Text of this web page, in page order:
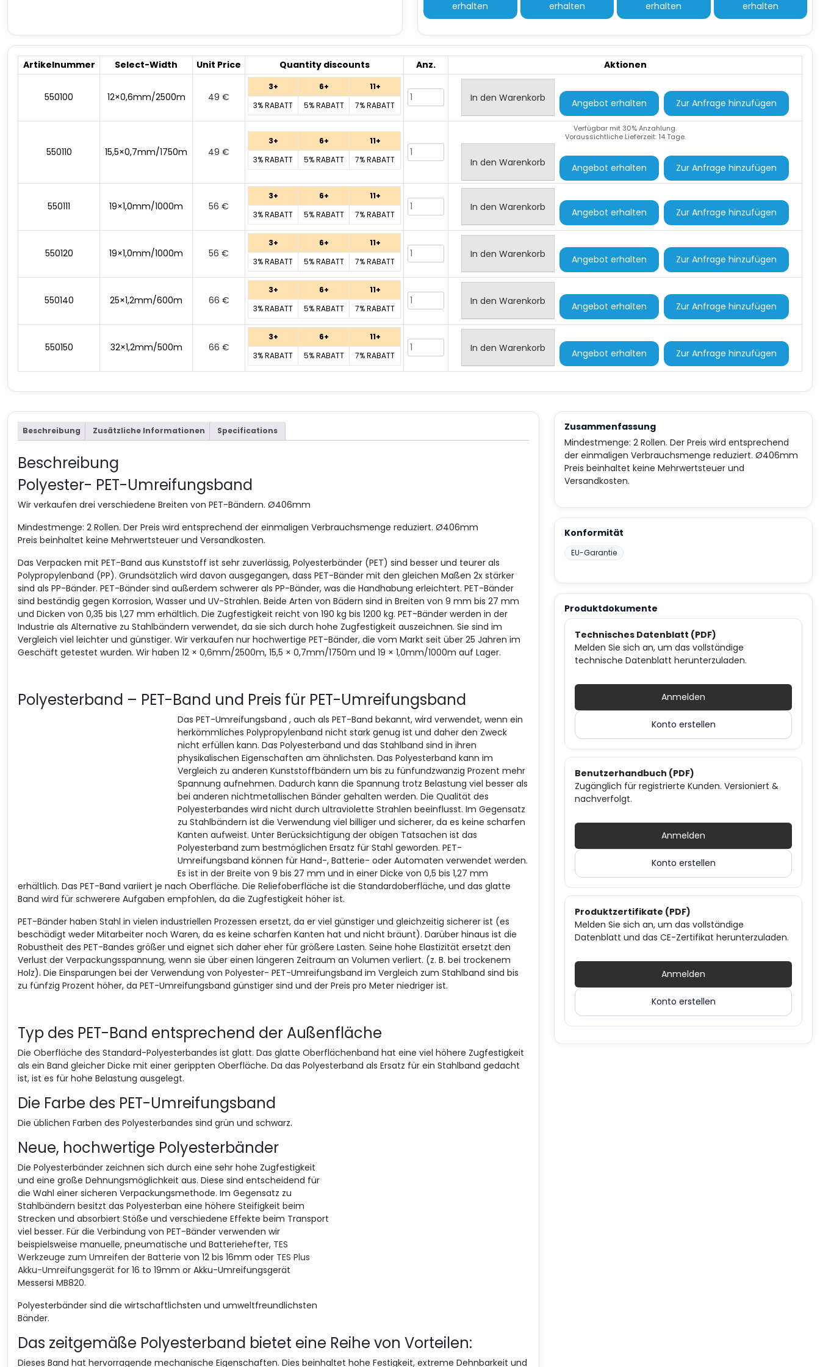
erhalten
erhalten
erhalten
erhalten
Artikelnummer Select-Width Unit Price Quantity discounts Anz. Aktionen
550100 12×0,6mm/2500m 49 €
3+ 6+
11+
3% RABATT
5% RABATT 7% RABATT
In den Warenkorb Angebot erhalten Zur Anfrage hinzufügen
550110 15,5×0,7mm/1750m 49 €
3+ 6+
11+
3% RABATT
5% RABATT 7% RABATT
Verfügbar mit 30% Anzahlung.
Voraussichtliche Lieferzeit: 14 Tage.
In den Warenkorb Angebot erhalten Zur Anfrage hinzufügen
550111 19×1,0mm/1000m 56 €
3+ 6+
11+
3% RABATT
5% RABATT 7% RABATT
In den Warenkorb Angebot erhalten Zur Anfrage hinzufügen
550120 19×1,0mm/1000m 56 €
3+ 6+
11+
3% RABATT
5% RABATT 7% RABATT
In den Warenkorb Angebot erhalten Zur Anfrage hinzufügen
550140 25×1,2mm/600m 66 €
3+ 6+
11+
3% RABATT
5% RABATT 7% RABATT
In den Warenkorb Angebot erhalten Zur Anfrage hinzufügen
550150 32×1,2mm/500m 66 €
3+ 6+
11+
3% RABATT
5% RABATT 7% RABATT
In den Warenkorb Angebot erhalten Zur Anfrage hinzufügen
Beschreibung Zusätzliche Informationen Specifications
Beschreibung
Polyester- PET-Umreifungsband
Wir verkaufen drei verschiedene Breiten von PET-Bändern. Ø406mm
Mindestmenge: 2 Rollen. Der Preis wird entsprechend der einmaligen Verbrauchsmenge reduziert. Ø406mm
Preis beinhaltet keine Mehrwertsteuer und Versandkosten.
Das Verpacken mit PET-Band aus Kunststoff ist sehr zuverlässig, Polyesterbänder (PET) sind besser und teurer als
Polypropylenband (PP). Grundsätzlich wird davon ausgegangen, dass PET-Bänder mit den gleichen Maßen 2x stärker
sind als PP-Bänder. PET-Bänder sind außerdem schwerer als PP-Bänder, was die Handhabung erleichtert. PET-Bänder
sind beständig gegen Korrosion, Wasser und UV-Strahlen. Beide Arten von Bädern sind in Breiten von 9 mm bis 27 mm
und Dicken von 0,35 bis 1,27 mm erhältlich. Die Zugfestigkeit reicht von 190 kg bis 1200 kg. PET-Bänder werden in der
Industrie als Alternative zu Stahlbändern verwendet, da sie sich durch hohe Zugfestigkeit auszeichnen. Sie sind im
Vergleich viel leichter und günstiger. Wir verkaufen nur hochwertige PET-Bänder, die vom Markt seit über 25 Jahren im
Geschäft getestet wurden. Wir haben 12 × 0,6mm/2500m, 15,5 × 0,7mm/1750m und 19 × 1,0mm/1000m auf Lager.
Polyesterband – PET-Band und Preis für PET-Umreifungsband
Das PET-Umreifungsband , auch als PET-Band bekannt, wird verwendet, wenn ein
herkömmliches Polypropylenband nicht stark genug ist und daher den Zweck
nicht erfüllen kann. Das Polyesterband und das Stahlband sind in ihren
physikalischen Eigenschaften am ähnlichsten. Das Polyesterband kann im
Vergleich zu anderen Kunststoffbändern um bis zu fünfundzwanzig Prozent mehr
Spannung aufnehmen. Dadurch kann die Spannung trotz Belastung viel besser als
bei anderen nichtmetallischen Bänder gehalten werden. Die Qualität des
Polyesterbandes wird nicht durch ultraviolette Strahlen beeinflusst. Im Gegensatz
zu Stahlbändern ist die Verwendung viel billiger und sicherer, da es keine scharfen
Kanten aufweist. Unter Berücksichtigung der obigen Tatsachen ist das
Polyesterband zum bestmöglichen Ersatz für Stahl geworden. PET-
Umreifungsband können für Hand-, Batterie- oder Automaten verwendet werden.
Es ist in der Breite von 9 bis 27 mm und in einer Dicke von 0,5 bis 1,27 mm
erhältlich. Das PET-Band variiert je nach Oberfläche. Die Reliefoberfläche ist die Standardoberfläche, und das glatte
Band wird für schwerere Aufgaben empfohlen, da die Zugfestigkeit höher ist.
PET-Bänder haben Stahl in vielen industriellen Prozessen ersetzt, da er viel günstiger und gleichzeitig sicherer ist (es
beschädigt weder Mitarbeiter noch Waren, da es keine scharfen Kanten hat und nicht bräunt). Darüber hinaus ist die
Robustheit des PET-Bandes größer und eignet sich daher eher für größere Lasten. Seine hohe Elastizität ersetzt den
Verlust der Verpackungsspannung, wenn sie über einen längeren Zeitraum an Volumen verliert. (z. B. bei trockenem
Holz). Die Einsparungen bei der Verwendung von Polyester- PET-Umreifungsband im Vergleich zum Stahlband sind bis
zu fünfzig Prozent höher, da PET-Umreifungsband günstiger sind und der Preis pro Meter niedriger ist.
Typ des PET-Band entsprechend der Außenfläche
Die Oberfläche des Standard-Polyesterbandes ist glatt. Das glatte Oberflächenband hat eine viel höhere Zugfestigkeit
als ein Band gleicher Dicke mit einer gerippten Oberfläche. Da das Polyesterband als Ersatz für ein Stahlband gedacht
ist, ist es für hohe Belastung ausgelegt.
Die Farbe des PET-Umreifungsband
Die üblichen Farben des Polyesterbandes sind grün und schwarz.
Neue, hochwertige Polyesterbänder
Die Polyesterbänder zeichnen sich durch eine sehr hohe Zugfestigkeit
und eine große Dehnungsmöglichkeit aus. Diese sind entscheidend für
die Wahl einer sicheren Verpackungsmethode. Im Gegensatz zu
Stahlbändern besitzt das Polyesterban eine höhere Steifigkeit beim
Strecken und absorbiert Stöße und verschiedene Effekte beim Transport
viel besser. Für die Verbindung von PET-Bänder verwenden wir
beispielsweise manuelle, pneumatische und Batteriehefter, TES
Werkzeuge zum Umreifen der Batterie von 12 bis 16mm oder TES Plus
Akku-Umreifungsgerät for 16 to 19mm or Akku-Umreifungsgerät
Messersi MB820.
Polyesterbänder sind die wirtschaftlichsten und umweltfreundlichsten
Bänder.
Das zeitgemäße Polyesterband bietet eine Reihe von Vorteilen:
Dieses Band hat hervorragende mechanische Eigenschaften. Dies beinhaltet hohe Festigkeit, extreme Dehnbarkeit und
Zusammenfassung
Mindestmenge: 2 Rollen. Der Preis wird entsprechend
der einmaligen Verbrauchsmenge reduziert. Ø406mm
Preis beinhaltet keine Mehrwertsteuer und
Versandkosten.
Konformität
EU-Garantie
Produktdokumente
Technisches Datenblatt (PDF)
Melden Sie sich an, um das vollständige
technische Datenblatt herunterzuladen.
Anmelden
Konto erstellen
Benutzerhandbuch (PDF)
Zugänglich für registrierte Kunden. Versioniert &
nachverfolgt.
Anmelden
Konto erstellen
Produktzertifikate (PDF)
Melden Sie sich an, um das vollständige
Datenblatt und das CE-Zertifikat herunterzuladen.
Anmelden
Konto erstellen